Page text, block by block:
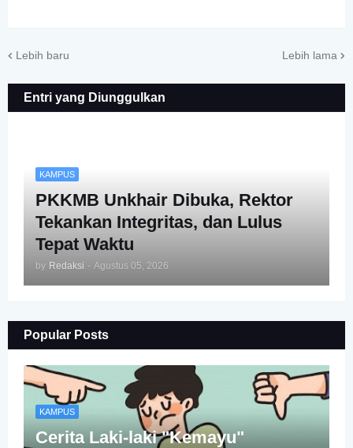
Lebih baru Lebih lama
Entri yang Diunggulkan
KAMPUS
PKKMB Unkhair Dibuka, Rektor
Tekankan Integritas, dan Lulus
Tepat Waktu
by Redaksi - Agustus 05, 2026
Popular Posts
KAMPUS
Cerita Laki-laki "Kemayu"